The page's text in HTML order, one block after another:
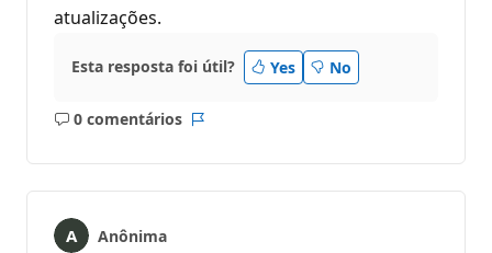
atualizações.
Esta resposta foi útil? Yes No
0 comentários
Sem
Anônima